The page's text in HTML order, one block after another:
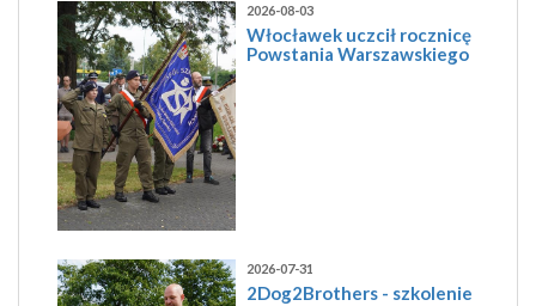
2026-08-03
Włocławek uczcił rocznicę
Powstania Warszawskiego
2026-07-31
2Dog2Brothers - szkolenie